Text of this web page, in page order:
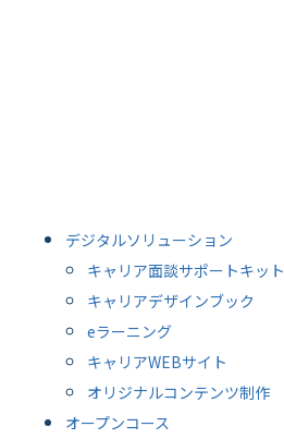
デジタルソリューション
キャリア面談サポートキット
キャリアデザインブック
eラーニング
キャリアWEBサイト
オリジナルコンテンツ制作
オープンコース